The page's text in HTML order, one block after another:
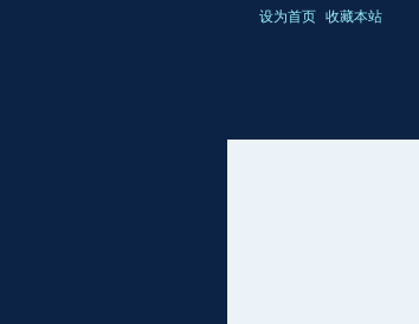
设为首页 收藏本站